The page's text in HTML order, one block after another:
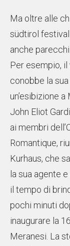
Ma oltre alle
südtirol
anche
Per esempio,
conobbe la
un’esibizione
John Eliot
ai membri
Romantique,
Kurhaus, che
la sua agente
il tempo di
pochi minuti
inaugurare la
Meranesi. La